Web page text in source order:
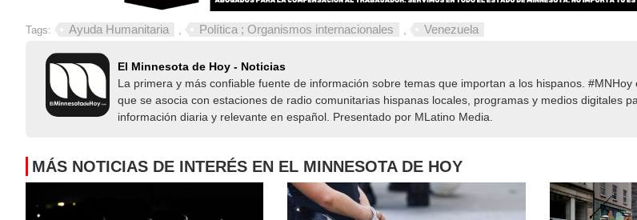
Tags: Ayuda Humanitaria , Política ; Organismos internacionales , Venezuela
El Minnesota de Hoy - Noticias
La primera y más confiable fuente de información sobre temas que importan a los hispanos.
que se asocia con estaciones de radio comunitarias hispanas locales, programas y medios digitales
información diaria y relevante en español. Presentado por MLatino Media.
MÁS NOTICIAS DE INTERÉS EN EL MINNESOTA DE HOY